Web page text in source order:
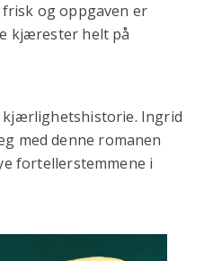
og oppgaven er
kjærester helt på
kjærlighetshistorie. Ingrid
med denne romanen
fortellerstemmene i